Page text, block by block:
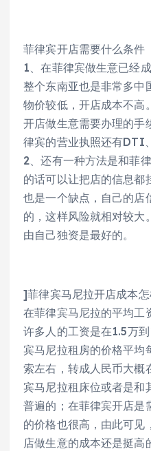
菲律宾开店需要什么条件
1、在菲律宾做生意已经
整个东南亚也是非常多中
物价较低，开店成本不高
开店做生意需要办理的手
律宾的营业执照还有DTI
2、还有一种方法是和菲
的话可以让把店的信息都
也是一个缺点，自己的店
的，这样风险就相对较大
由自己独资是最好的。
]菲律宾马尼拉开店成本
在菲律宾马尼拉的平均
许多人的工资是在1.5万
宾马尼拉租房的价格平
索左右，转成人民币大
宾马尼拉租床位或者是和
普遍的；在菲律宾开店是
的价格也很高，由此可见
店做生意的成本还是挺高